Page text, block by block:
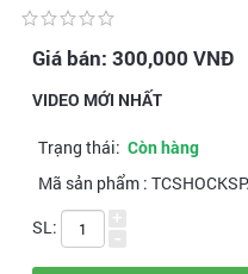
Giá bán: 300,000 VNĐ
VIDEO MỚI NHẤT
Trạng thái: Còn hàng
Mã sản phẩm :
SL: